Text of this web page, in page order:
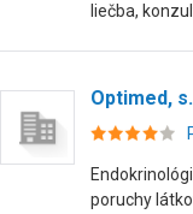
liečba,
Optimed,
poruchy